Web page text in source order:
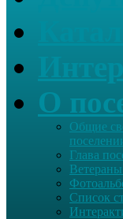
О
Общие
Глава
Список